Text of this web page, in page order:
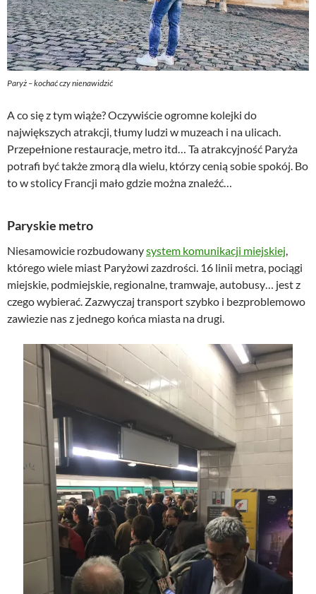
Paryż – kochać czy nienawidzić
A co się z tym wiąże? Oczywiście ogromne kolejki do
największych atrakcji, tłumy ludzi w muzeach i na ulicach.
Przepełnione restauracje, metro itd… Ta atrakcyjność Paryża
potrafi być także zmorą dla wielu, którzy cenią sobie spokój. Bo
to w stolicy Francji mało gdzie można znaleźć…
Paryskie metro
Niesamowicie rozbudowanysystem komunikacji miejskiej
którego wiele miast Paryżowi zazdrości. 16 linii metra, pociągi
miejskie, podmiejskie, regionalne, tramwaje, autobusy… jest z
czego wybierać. Zazwyczaj transport szybko i bezproblemowo
zawiezie nas z jednego końca miasta na drugi.